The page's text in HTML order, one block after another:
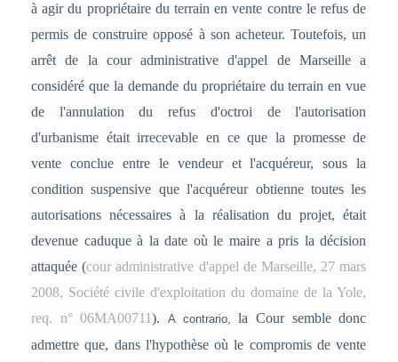
à agir du propriétaire du terrain en vente contre le refus de
permis de construire opposé à son acheteur. Toutefois, un
arrêt de la cour administrative d'appel de Marseille a
considéré que la demande du propriétaire du terrain en vue
de l'annulation du refus d'octroi de l'autorisation
d'urbanisme était irrecevable en ce que la promesse de
vente conclue entre le vendeur et l'acquéreur, sous la
condition suspensive que l'acquéreur obtienne toutes les
autorisations nécessaires à la réalisation du projet, était
devenue caduque à la date où le maire a pris la décision
attaquée (cour administrative d'appel de Marseille, 27 mars
2008, Société civile d'exploitation du domaine de la Yole,
req. n° 06MA00711). A contrario, la Cour semble donc
admettre que, dans l'hypothèse où le compromis de vente